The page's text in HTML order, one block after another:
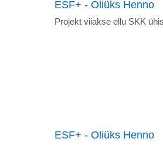
ESF+ - Oliüks Henno
Projekt viiakse ellu SKK
ESF+ - Oliüks Henno